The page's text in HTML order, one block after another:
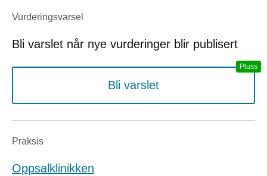
Vurderings­varsel
Bli varslet når nye vurderinger blir publisert
Bli varslet
Praksis
Oppsalklinikken